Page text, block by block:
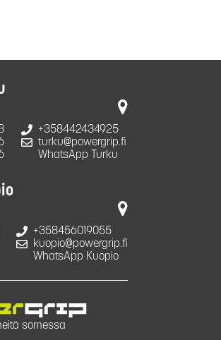
+358442434925
turku@powergrip.fi
WhatsApp Turku
+358456019055
kuopio@powergrip.fi
WhatsApp Kuopio
somessa